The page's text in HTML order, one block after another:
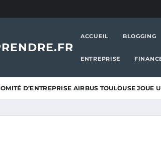
ACCUEIL BLOGGING
ENTREPRISE
D’ENTREPRISE AIRBUS TOULOUSE JOUE